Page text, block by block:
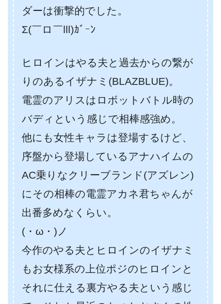
ダーは衝撃的でした。
Σ(￣ロ￣lll)ｶﾞｰﾝ
ヒロインはやる夫と過去からの繋が
りのあるイザナミ(BLAZBLUE)。
電霊のアリスはロボットバトル時の
バディという感じで相棒感強め。
他にも女性キャラは登場するけど、
序盤から登場しているアナハイムの
AC乗りなクリーブランド(アズレン)
にその相棒の電霊アカネ君ちゃんが
出番多めなくらい。
(・ω・)ノ
今作のやる夫とヒロインのイザナミ
もお女様系の上位ポジのヒロインと
それに仕える裏方やる夫という感じ